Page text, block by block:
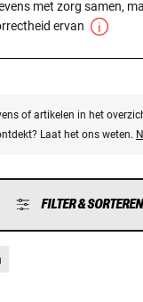
met zorg samen,
ervan
of artikelen in het
Laat het ons weten.
FILTER & SORTEREN